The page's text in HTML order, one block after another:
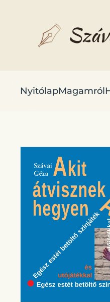
Fő tartalom átugrása
NyitólapMagamról